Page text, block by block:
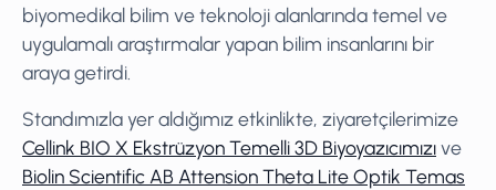
biyomedikal bilim ve teknoloji alanlarında temel ve
uygulamalı araştırmalar yapan bilim insanlarını bir
araya getirdi.
Standımızla yer aldığımız etkinlikte, ziyaretçilerimize
Cellink BIO X Ekstrüzyon Temelli 3D Biyoyazıcımızıve
Biolin Scientific AB Attension Theta Lite Optik Temas